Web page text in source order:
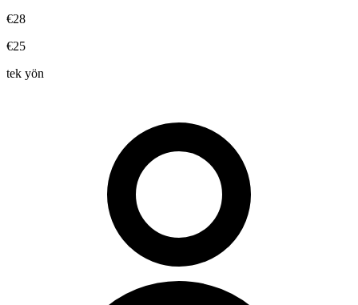
€28
€25
tek yön